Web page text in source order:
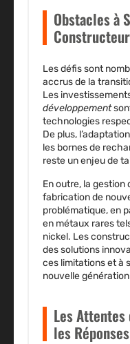
Obstacles à
Les défis sont
accrusde la
Les
développement
technologies
De plus, l’
les bornes de
reste un enjeu de
En outre, la gestion
fabrication de
problématique, en
en métaux rares
nickel. Les
des solutions
ces limitations et à
nouvelle
Les
les